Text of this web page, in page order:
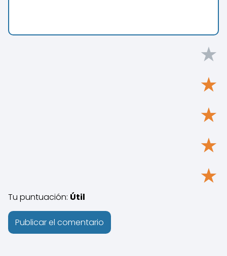
★
★
★
★
★
Tu puntuación: Útil